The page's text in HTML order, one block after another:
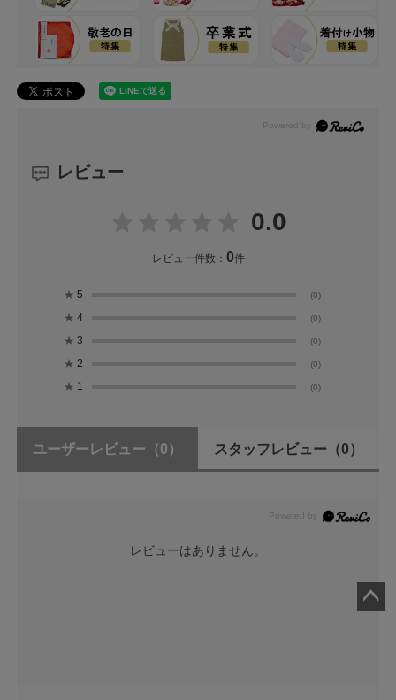
レビュー
0.0
レビュー件数： 0件
★ 5 (0)
★ 4 (0)
★ 3 (0)
★ 2 (0)
★ 1 (0)
ユーザーレビュー （0） スタッフレビュー （0）
レビューはありません。